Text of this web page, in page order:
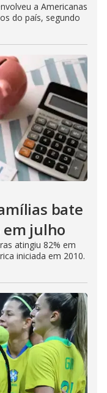
a Americanas
do país, segundo
bate
em julho
atingiu 82% em
iniciada em 2010.